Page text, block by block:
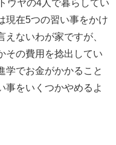
ウヤの4人で暮らしてい
現在5つの習い事をかけ
ないわが家ですが、
その費用を捻出してい
学でお金がかかること
事をいくつかやめるよ